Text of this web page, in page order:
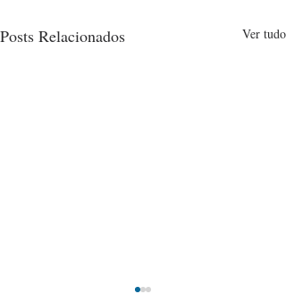
Posts Relacionados Ver tudo